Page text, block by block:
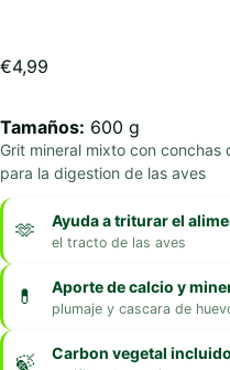
€4,99
Tamaños: 600 g
Grit mineral mixto con
para la digestion de las aves
Ayuda a triturar el
el tracto de las aves
Aporte de calcio y
plumaje y cascara de
Carbon vegetal incluido